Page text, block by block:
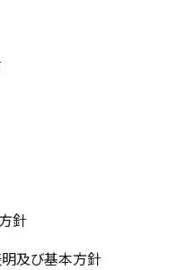
針
及び基本方針